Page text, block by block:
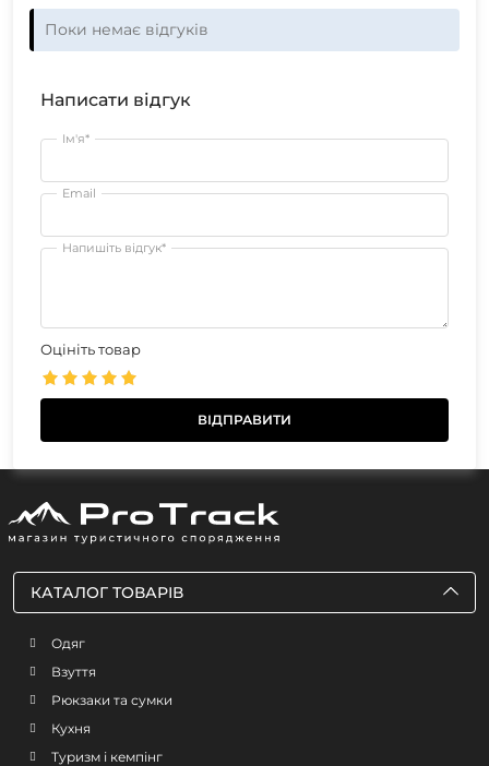
Поки немає відгуків
Написати відгук
Ім'я*
Email
Напишіть відгук*
Оцініть товар
КАТАЛОГ ТОВАРІВ
Одяг
Взуття
Рюкзаки та сумки
Кухня
Туризм і кемпінг